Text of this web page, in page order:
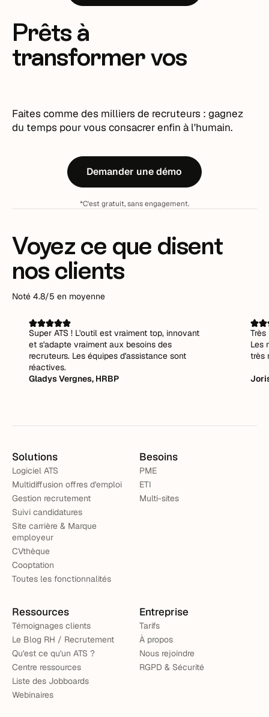
Prêts à
transformer vos
Faites comme des milliers de recruteurs : gagnez
du temps pour vous consacrer enfin à l'humain.
Demander une démo
*C'est gratuit, sans engagement.
Voyez ce que disent
nos clients
Noté 4.8/5 en moyenne
Super ATS ! L'outil est vraiment top, innovant
et s'adapte vraiment aux besoins des
recruteurs. Les équipes d'assistance sont
réactives.
Gladys Vergnes, HRBP
Les
très
Solutions
Logiciel ATS
Multidiffusion offres d'emploi
Gestion recrutement
Suivi candidatures
Site carrière & Marque
employeur
CVthèque
Cooptation
Toutes les fonctionnalités
Besoins
PME
ETI
Multi-sites
Ressources
Témoignages clients
Le Blog RH / Recrutement
Qu'est ce qu'un ATS ?
Centre ressources
Liste des Jobboards
Webinaires
Entreprise
Tarifs
À propos
Nous rejoindre
RGPD & Sécurité